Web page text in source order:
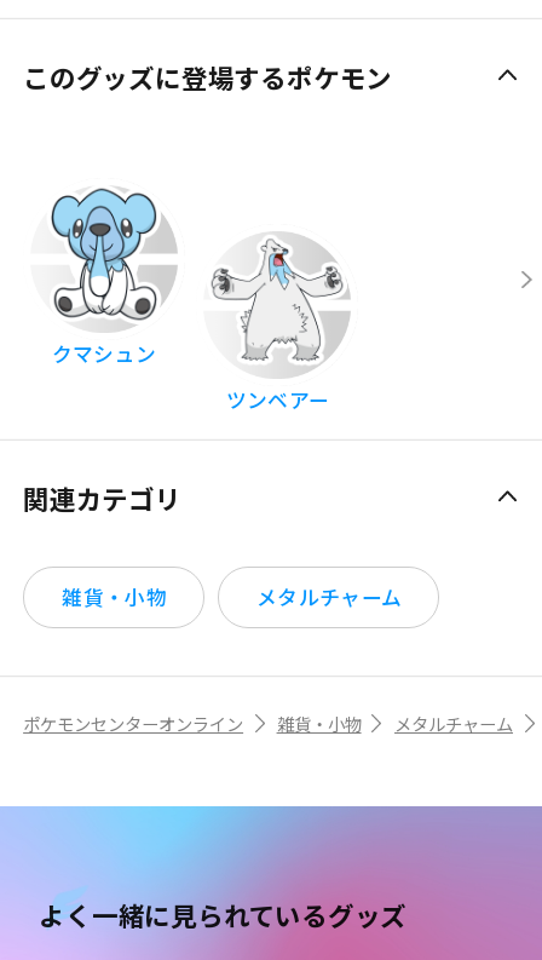
このグッズに登場するポケモン
クマシュン
ツンベアー
関連カテゴリ
雑貨・小物 メタルチャーム
ポケモンセンターオンライン 雑貨・小物 メタルチャーム
よく一緒に見られているグッズ